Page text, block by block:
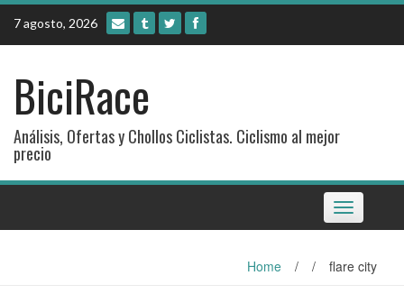
Skip
content
7 agosto, 2026
BiciRace
Análisis, Ofertas y Chollos Ciclistas. Ciclismo al mejor
precio
Toggle
navigation
Home / / flare city